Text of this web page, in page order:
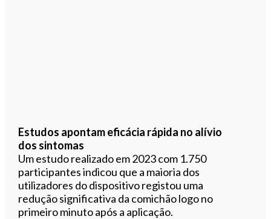
Estudos apontam eficácia rápida no alívio
dos sintomas
Um estudo realizado em 2023 com 1.750
participantes indicou que a maioria dos
utilizadores do dispositivo registou uma
redução significativa da comichão logo no
primeiro minuto após a aplicação.